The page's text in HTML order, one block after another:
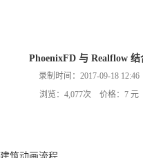
PhoenixFD 与 Realflow 结
录制时间：2017-09-18 12:46
浏览：4,077次 价格：7 元